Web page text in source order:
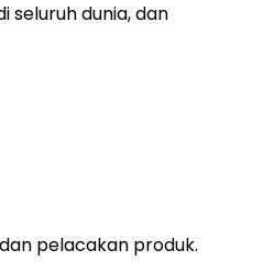
seluruh dunia, dan
pelacakan produk.